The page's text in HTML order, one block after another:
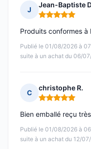
J
Jean-Baptiste
Note : 5 sur 5
Publié le 01/08/2026 à
suite à un achat du 06/
Produits conformes à
C
christophe R.
Note : 5 sur 5
Publié le 01/08/2026 à
suite à un achat du 12/
Bien emballé reçu